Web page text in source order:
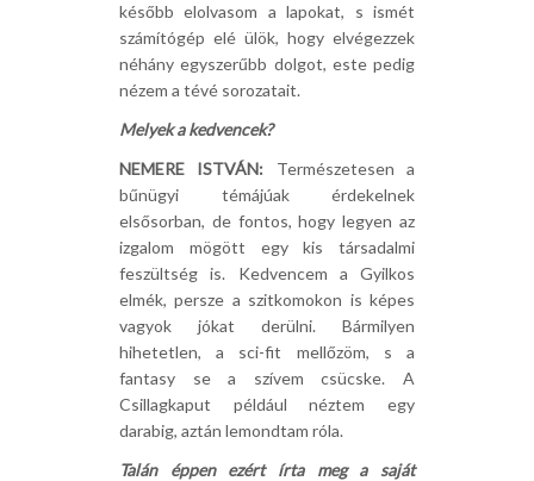
később elolvasom a lapokat, s ismét
számítógép elé ülök, hogy elvégezzek
néhány egyszerűbb dolgot, este pedig
nézem a tévé sorozatait.
Melyek a kedvencek?
NEMERE ISTVÁN: Természetesen a
bűnügyi témájúak érdekelnek
elsősorban, de fontos, hogy legyen az
izgalom mögött egy kis társadalmi
feszültség is. Kedvencem a Gyilkos
elmék, persze a szitkomokon is képes
vagyok jókat derülni. Bármilyen
hihetetlen, a sci-fit mellőzöm, s a
fantasy se a szívem csücske. A
Csillagkaput például néztem egy
darabig, aztán lemondtam róla.
Talán éppen ezért írta meg a saját